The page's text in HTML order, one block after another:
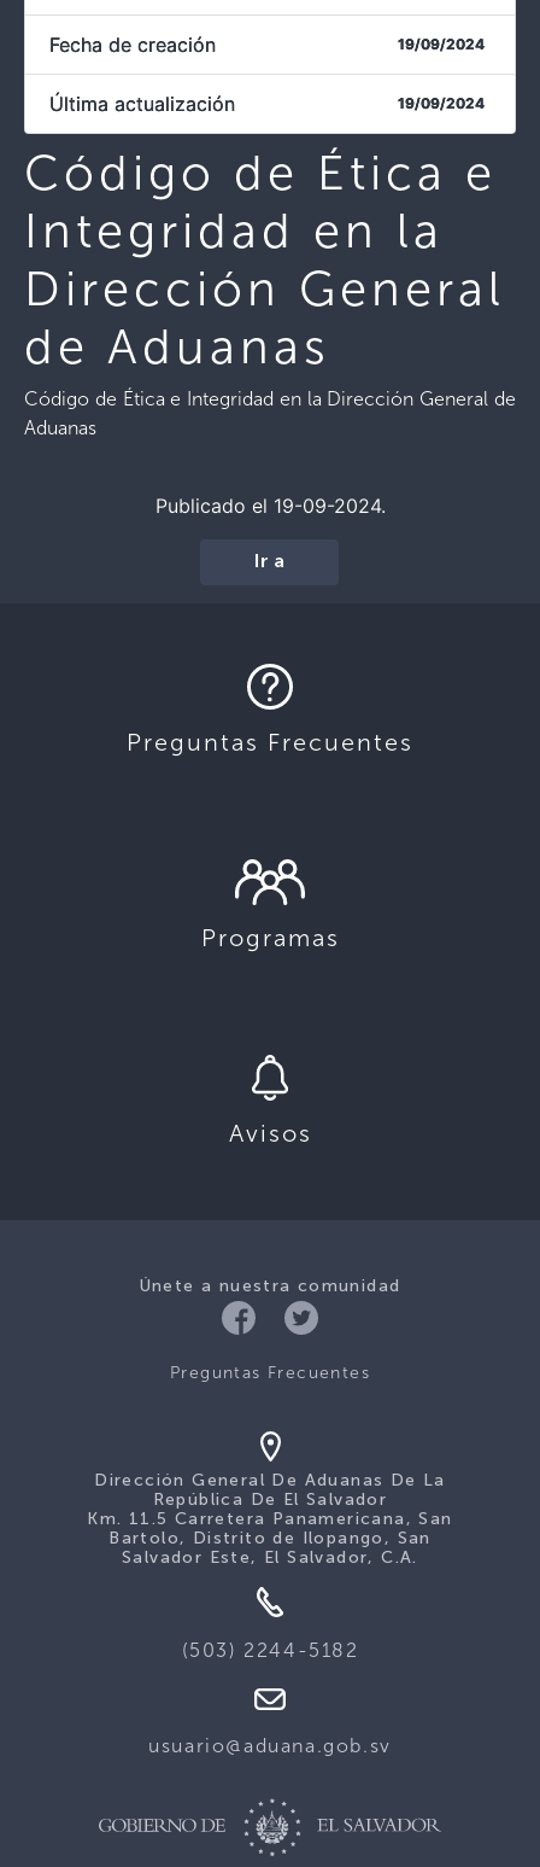
Fecha de creación 19/09/2024
Última actualización 19/09/2024
Código de Ética e
Integridad en la
Dirección General
de Aduanas
Código de Ética e Integridad en la Dirección General de
Aduanas
Publicado el 19-09-2024.
Ir a
Preguntas Frecuentes
Programas
Avisos
Únete a nuestra comunidad
Preguntas Frecuentes
Dirección General De Aduanas De La
República De El Salvador
Km. 11.5 Carretera Panamericana, San
Bartolo, Distrito de Ilopango, San
Salvador Este, El Salvador, C.A.
(503) 2244-5182
usuario@aduana.gob.sv